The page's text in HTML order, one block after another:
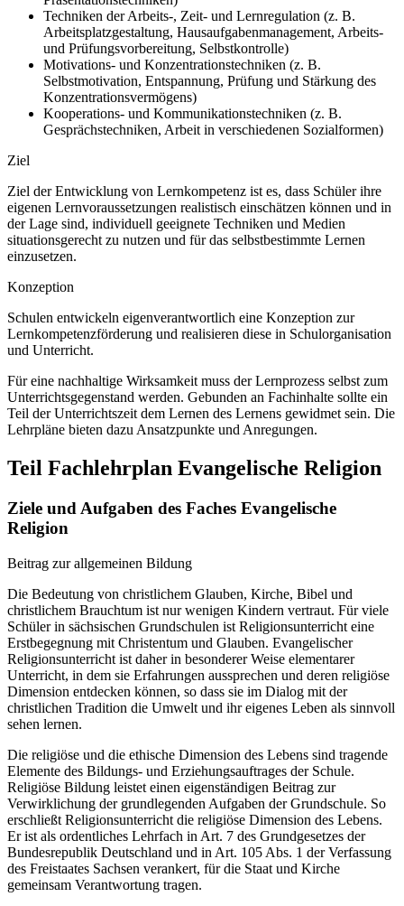
Techniken der Arbeits-, Zeit- und Lernregulation (z. B.
Arbeitsplatzgestaltung, Hausaufgabenmanagement, Arbeits-
und Prüfungsvorbereitung, Selbstkontrolle)
Motivations- und Konzentrationstechniken (z. B.
Selbstmotivation, Entspannung, Prüfung und Stärkung des
Konzentrationsvermögens)
Kooperations- und Kommunikationstechniken (z. B.
Gesprächstechniken, Arbeit in verschiedenen Sozialformen)
Ziel
Ziel der Entwicklung von Lernkompetenz ist es, dass Schüler ihre
eigenen Lernvoraussetzungen realistisch einschätzen können und in
der Lage sind, individuell geeignete Techniken und Medien
situationsgerecht zu nutzen und für das selbstbestimmte Lernen
einzusetzen.
Konzeption
Schulen entwickeln eigenverantwortlich eine Konzeption zur
Lernkompetenzförderung und realisieren diese in Schulorganisation
und Unterricht.
Für eine nachhaltige Wirksamkeit muss der Lernprozess selbst zum
Unterrichtsgegenstand werden. Gebunden an Fachinhalte sollte ein
Teil der Unterrichtszeit dem Lernen des Lernens gewidmet sein. Die
Lehrpläne bieten dazu Ansatzpunkte und Anregungen.
Teil Fachlehrplan Evangelische Religion
Ziele und Aufgaben des Faches Evangelische
Religion
Beitrag zur allgemeinen Bildung
Die Bedeutung von christlichem Glauben, Kirche, Bibel und
christlichem Brauchtum ist nur wenigen Kindern vertraut. Für viele
Schüler in sächsischen Grundschulen ist Religionsunterricht eine
Erstbegegnung mit Christentum und Glauben. Evangelischer
Religionsunterricht ist daher in besonderer Weise elementarer
Unterricht, in dem sie Erfahrungen aussprechen und deren religiöse
Dimension entdecken können, so dass sie im Dialog mit der
christlichen Tradition die Umwelt und ihr eigenes Leben als sinnvoll
sehen lernen.
Die religiöse und die ethische Dimension des Lebens sind tragende
Elemente des Bildungs- und Erziehungsauftrages der Schule.
Religiöse Bildung leistet einen eigenständigen Beitrag zur
Verwirklichung der grundlegenden Aufgaben der Grundschule. So
erschließt Religionsunterricht die religiöse Dimension des Lebens.
Er ist als ordentliches Lehrfach in Art. 7 des Grundgesetzes der
Bundesrepublik Deutschland und in Art. 105 Abs. 1 der Verfassung
des Freistaates Sachsen verankert, für die Staat und Kirche
gemeinsam Verantwortung tragen.